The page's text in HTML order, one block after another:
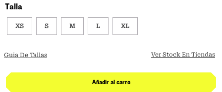
Talla
XS S M L XL
Guia De Tallas Ver Stock En Tiendas
Añadir al carro